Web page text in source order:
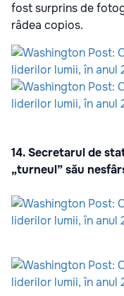
fost surprins de
râdea copios.
14. Secretarul de
„turneul” său